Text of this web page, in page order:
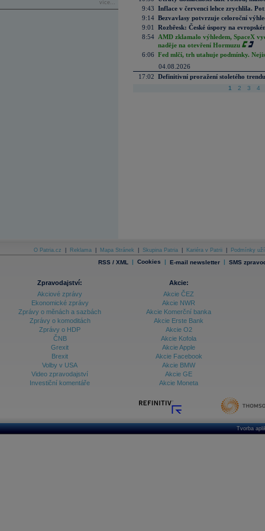
více...
9:43 Inflace v červenci lehce zrychlila.
9:14 Bezvavlasy potvrzuje celoroční
9:01
Rozbřesk: České úspory na
8:54 AMD zklamalo výhledem, SpaceX
naděje na otevření Hormuzu
6:06 Fed mlčí, trh utahuje podmínky.
04.08.2026
17:02 Definitivní proražení stoletého
1 2 3 4
O Patria.cz Reklama Mapa Stránek Skupina Patria Kariéra v Patrii Podmínky
RSS / XML | Cookies | E-mail newsletter | SMS
Zpravodajství:
Akciové zprávy
Ekonomické zprávy
Zprávy o měnách a sazbách
Zprávy o komoditách
Zprávy o HDP
ČNB
Grexit
Brexit
Volby v USA
Video zpravodajství
Investiční komentáře
Akcie:
Akcie ČEZ
Akcie NWR
Akcie Komerční banka
Akcie Erste Bank
Akcie O2
Akcie Kofola
Akcie Apple
Akcie Facebook
Akcie BMW
Akcie GE
Akcie Moneta
Tvorba